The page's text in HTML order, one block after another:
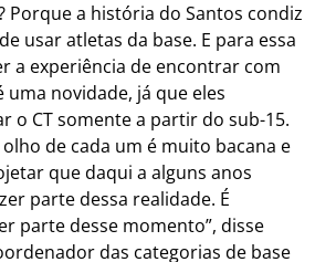
Porque a história do Santos condiz
usar atletas da base. E para essa
a experiência de encontrar com
uma novidade, já que eles
o CT somente a partir do sub-15.
de cada um é muito bacana e
que daqui a alguns anos
parte dessa realidade. É
parte desse momento”, disse
das categorias de base